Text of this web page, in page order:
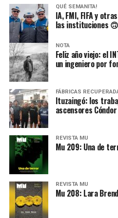
Por Lucas Pedulla
años y no sabe si sumarse al
Desde una mesa que intenta
reparten lienzos con los ojos
Los ojos y su flequillo de nena.
Varones
Hay varios hombres presentes:
grupos de amigos, novios.
sensibilidad al tema, la
estratégica, hay que evitar el
es a través del interrogante,
pregunta», comparte Gonzalo,
QUÉ SEMANITA!
IA, FMI, FIFA y
las instituciones 🙃
NOTA
Feliz año viejo: el
un ingeniero por
FÁBRICAS
Ituzaingó: los
ascensores
REVISTA MU
Mu 209: Una de
REVISTA MU
Mu 208: Lara